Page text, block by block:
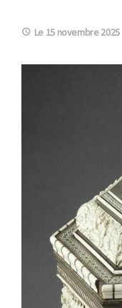
Le 15 novembre 2025